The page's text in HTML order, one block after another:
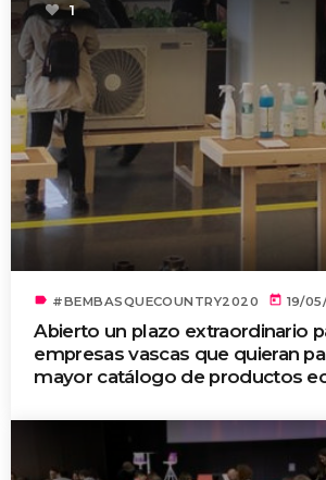
1
label #BEMBASQUECOUNTRY2020 today 19/
Abierto un plazo extraordinario
empresas vascas que quieran
mayor catálogo de productos